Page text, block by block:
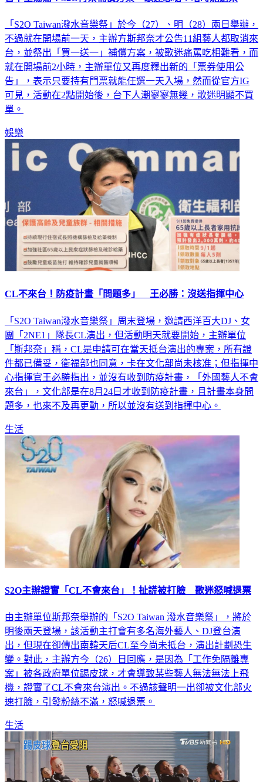
「S2O Taiwan潑水音樂祭」於今（27）、明（28）兩日舉辦，
不過就在開場前一天，主辦方斯邦奈才公告11組藝人都取消來
台，並祭出「買一送一」補償方案，被歌迷痛罵吃相難看，而
就在開場前2小時，主辦單位又再度釋出新的「票券使用公
告」，表示只要持有門票就能任選一天入場，然而從官方IG
可見，活動在2點開始後，台下人潮寥寥無幾，歌迷明顯不買
單。
娛樂
CL不來台！防疫計畫「問題多」 王必勝：沒送指揮中心
「S2O Taiwan潑水音樂祭」周末登場，邀請西洋百大DJ、女
團「2NE1」隊長CL演出，但活動明天就要開始，主辦單位
「斯邦奈」稱，CL是申請可在當天抵台演出的專案，所有證
件都已備妥，衛福部也同意，卡在文化部尚未核准；但指揮中
心指揮官王必勝指出，並沒有收到防疫計畫，「外國藝人不會
來台」，文化部是在8月24日才收到防疫計畫，且計畫本身問
題多，也來不及再更動，所以並沒有送到指揮中心。
生活
S2O主辦證實「CL不會來台」！扯謊被打臉 歌迷怒喊退票
由主辦單位斯邦奈舉辦的「S2O Taiwan 潑水音樂祭」，將於
明後兩天登場，該活動主打會有多名海外藝人、DJ登台演
出，但現在卻傳出南韓天后CL至今尚未抵台，演出計劃恐生
變。對此，主辦方今（26）日回應，是因為「工作免隔離專
案」被各政府單位踢皮球，才會導致某些藝人無法無法上飛
機，證實了CL不會來台演出。不過該聲明一出卻被文化部火
速打臉，引發粉絲不滿，怒喊退票。
生活